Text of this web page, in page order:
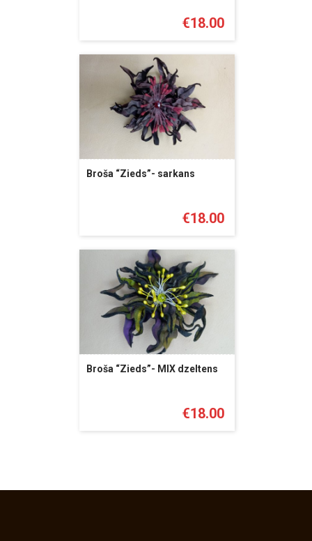
€18.00
Broša “Zieds”- sarkans
€18.00
Broša “Zieds”- MIX dzeltens
€18.00